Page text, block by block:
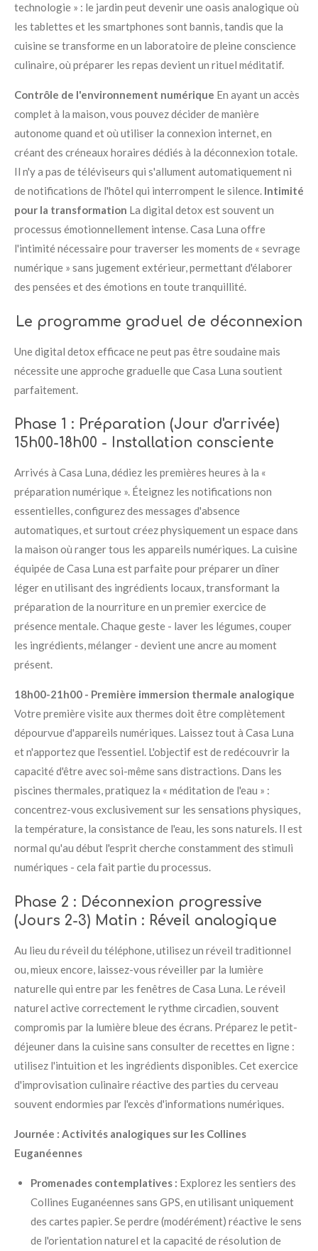
technologie » : le jardin peut devenir une oasis analogique où
les tablettes et les smartphones sont bannis, tandis que la
cuisine se transforme en un laboratoire de pleine conscience
culinaire, où préparer les repas devient un rituel méditatif.
Contrôle de l'environnement numérique En ayant un accès
complet à la maison, vous pouvez décider de manière
autonome quand et où utiliser la connexion internet, en
créant des créneaux horaires dédiés à la déconnexion totale.
Il n'y a pas de téléviseurs qui s'allument automatiquement ni
de notifications de l'hôtel qui interrompent le silence. Intimité
pour la transformation La digital detox est souvent un
processus émotionnellement intense. Casa Luna offre
l'intimité nécessaire pour traverser les moments de « sevrage
numérique » sans jugement extérieur, permettant d'élaborer
des pensées et des émotions en toute tranquillité.
Le programme graduel de déconnexion
Une digital detox efficace ne peut pas être soudaine mais
nécessite une approche graduelle que Casa Luna soutient
parfaitement.
Phase 1 : Préparation (Jour d'arrivée)
15h00-18h00 - Installation consciente
Arrivés à Casa Luna, dédiez les premières heures à la «
préparation numérique ». Éteignez les notifications non
essentielles, configurez des messages d'absence
automatiques, et surtout créez physiquement un espace dans
la maison où ranger tous les appareils numériques. La cuisine
équipée de Casa Luna est parfaite pour préparer un dîner
léger en utilisant des ingrédients locaux, transformant la
préparation de la nourriture en un premier exercice de
présence mentale. Chaque geste - laver les légumes, couper
les ingrédients, mélanger - devient une ancre au moment
présent.
18h00-21h00 - Première immersion thermale analogique
Votre première visite aux thermes doit être complètement
dépourvue d'appareils numériques. Laissez tout à Casa Luna
et n'apportez que l'essentiel. L'objectif est de redécouvrir la
capacité d'être avec soi-même sans distractions. Dans les
piscines thermales, pratiquez la « méditation de l'eau » :
concentrez-vous exclusivement sur les sensations physiques,
la température, la consistance de l'eau, les sons naturels. Il est
normal qu'au début l'esprit cherche constamment des stimuli
numériques - cela fait partie du processus.
Phase 2 : Déconnexion progressive
(Jours 2-3) Matin : Réveil analogique
Au lieu du réveil du téléphone, utilisez un réveil traditionnel
ou, mieux encore, laissez-vous réveiller par la lumière
naturelle qui entre par les fenêtres de Casa Luna. Le réveil
naturel active correctement le rythme circadien, souvent
compromis par la lumière bleue des écrans. Préparez le petit-
déjeuner dans la cuisine sans consulter de recettes en ligne :
utilisez l'intuition et les ingrédients disponibles. Cet exercice
d'improvisation culinaire réactive des parties du cerveau
souvent endormies par l'excès d'informations numériques.
Journée : Activités analogiques sur les Collines
Euganéennes
Promenades contemplatives : Explorez les sentiers des
Collines Euganéennes sans GPS, en utilisant uniquement
des cartes papier. Se perdre (modérément) réactive le sens
de l'orientation naturel et la capacité de résolution de